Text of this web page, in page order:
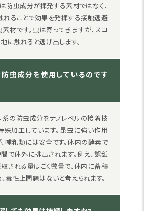
防虫成分が揮発する素材ではなく、
れることで効果を発揮する接触逃避
材です。虫は寄ってきますが、スコ
に触れると逃げ出します。
虫成分を使用しているのです
系の防虫成分をナノレベルの接着技
殊加工しています。昆虫に強い作用
哺乳類には安全です。体内の酵素で
で体外に排出されます。例え、誤舐
される量はごく微量で、体内に蓄積
毒性上問題はないと考えられます。